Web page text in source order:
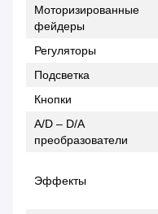
Моторизированные
фейдеры
Регуляторы
Подсветка
Кнопки
A/D – D/A
преобразователи
Эффекты